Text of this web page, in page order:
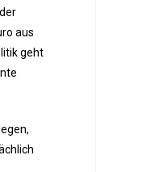
aus
geht